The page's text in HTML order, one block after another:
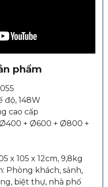
phẩm
độ, 148W
cao cấp
+ Ø600 + Ø800 +
x 105 x 12cm, 9,8kg
Phòng khách, sảnh,
biệt thự, nhà phố